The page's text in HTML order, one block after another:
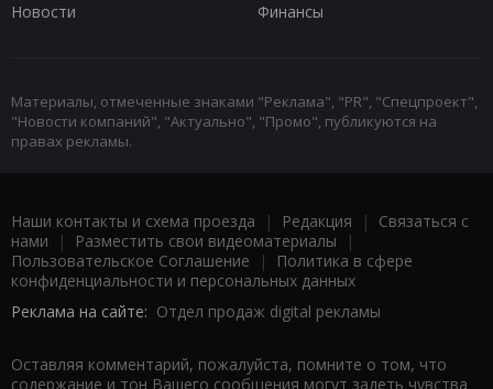
Новости
Финансы
Материалы, отмеченные знаками "Реклама", "PR", "Спецпроект",
"Новости компаний", "Актуально", "Промо", публикуются на
правах рекламы.
Наши контакты и схема проезда | Редакция | Связаться с
нами | Разместить свои видеоматериалы |
Пользовательское Соглашение |
Политика в сфере
конфиденциальности и персональных данных
Реклама на сайте: Отдел продаж digital рекламы
Оставляя комментарий, пожалуйста, помните о том, что
содержание и тон Вашего сообщения могут задеть чувства